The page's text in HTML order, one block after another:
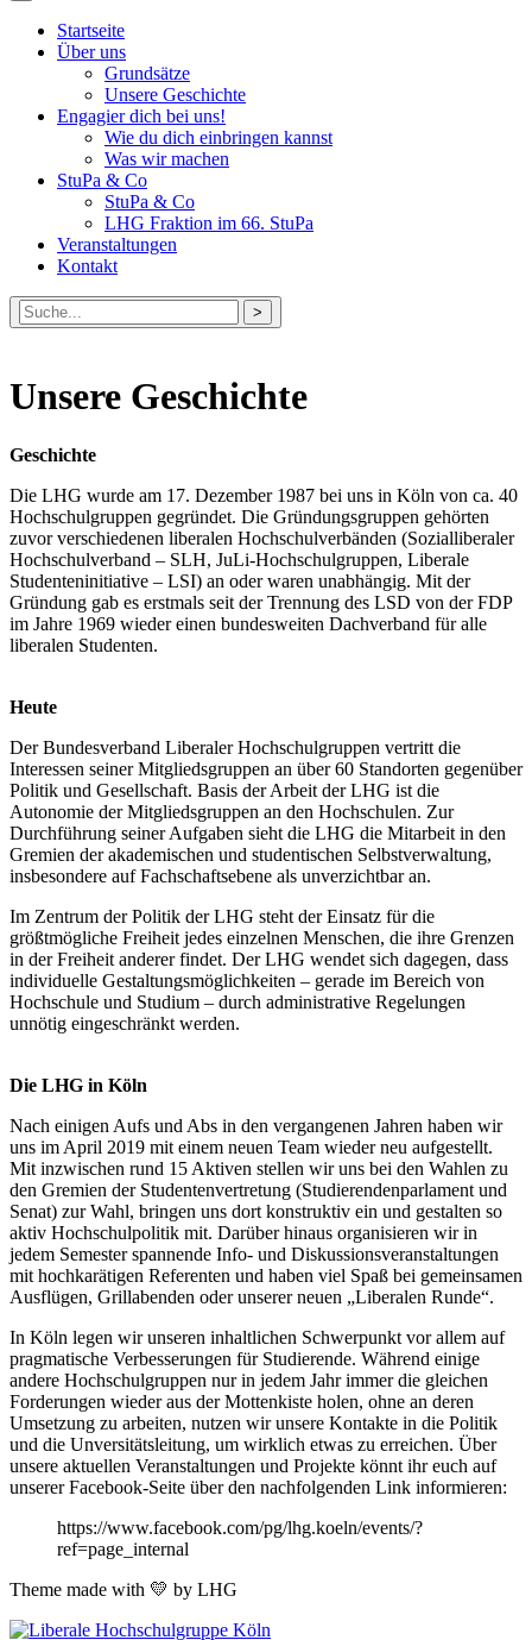
Startseite
Über uns
Grundsätze
Unsere Geschichte
Engagier dich bei uns!
Wie du dich einbringen kannst
Was wir machen
StuPa & Co
StuPa & Co
LHG Fraktion im 66. StuPa
Veranstaltungen
Kontakt
Suche
nach:
Unsere Geschichte
Geschichte
Die LHG wurde am 17. Dezember 1987 bei uns in Köln von ca. 40
Hochschulgruppen gegründet. Die Gründungsgruppen gehörten
zuvor verschiedenen liberalen Hochschulverbänden (Sozialliberaler
Hochschulverband – SLH, JuLi-Hochschulgruppen, Liberale
Studenteninitiative – LSI) an oder waren unabhängig. Mit der
Gründung gab es erstmals seit der Trennung des LSD von der FDP
im Jahre 1969 wieder einen bundesweiten Dachverband für alle
liberalen Studenten.
Heute
Der Bundesverband Liberaler Hochschulgruppen vertritt die
Interessen seiner Mitgliedsgruppen an über 60 Standorten gegenüber
Politik und Gesellschaft. Basis der Arbeit der LHG ist die
Autonomie der Mitgliedsgruppen an den Hochschulen. Zur
Durchführung seiner Aufgaben sieht die LHG die Mitarbeit in den
Gremien der akademischen und studentischen Selbstverwaltung,
insbesondere auf Fachschaftsebene als unverzichtbar an.
Im Zentrum der Politik der LHG steht der Einsatz für die
größtmögliche Freiheit jedes einzelnen Menschen, die ihre Grenzen
in der Freiheit anderer findet. Der LHG wendet sich dagegen, dass
individuelle Gestaltungsmöglichkeiten – gerade im Bereich von
Hochschule und Studium – durch administrative Regelungen
unnötig eingeschränkt werden.
Die LHG in Köln
Nach einigen Aufs und Abs in den vergangenen Jahren haben wir
uns im April 2019 mit einem neuen Team wieder neu aufgestellt.
Mit inzwischen rund 15 Aktiven stellen wir uns bei den Wahlen zu
den Gremien der Studentenvertretung (Studierendenparlament und
Senat) zur Wahl, bringen uns dort konstruktiv ein und gestalten so
aktiv Hochschulpolitik mit. Darüber hinaus organisieren wir in
jedem Semester spannende Info- und Diskussionsveranstaltungen
mit hochkarätigen Referenten und haben viel Spaß bei gemeinsamen
Ausflügen, Grillabenden oder unserer neuen „Liberalen Runde“.
In Köln legen wir unseren inhaltlichen Schwerpunkt vor allem auf
pragmatische Verbesserungen für Studierende. Während einige
andere Hochschulgruppen nur in jedem Jahr immer die gleichen
Forderungen wieder aus der Mottenkiste holen, ohne an deren
Umsetzung zu arbeiten, nutzen wir unsere Kontakte in die Politik
und die Unversitätsleitung, um wirklich etwas zu erreichen. Über
unsere aktuellen Veranstaltungen und Projekte könnt ihr euch auf
unserer Facebook-Seite über den nachfolgenden Link informieren:
https://www.facebook.com/pg/lhg.koeln/events/?
ref=page_internal
Theme made with 💛 by LHG